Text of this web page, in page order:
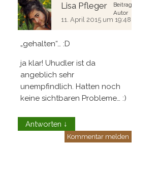
Lisa Pfleger
Beitrags
Autor
11. April 2015 um 19:48
„gehalten“… :D
ja klar! Uhudler ist da
angeblich sehr
unempfindlich. Hatten noch
keine sichtbaren Probleme… :)
Antworten ↓
Kommentar melden